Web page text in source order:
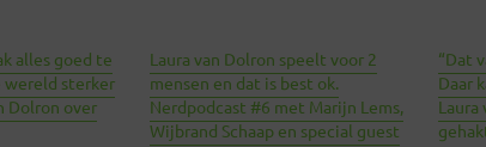
alles goed te
wereld sterker
Dolron over
Laura van Dolron speelt voor 2
mensen en dat is best ok.
Nerdpodcast #6 met Marijn Lems,
Wijbrand Schaap en special guest
“Dat
Daar
Laura